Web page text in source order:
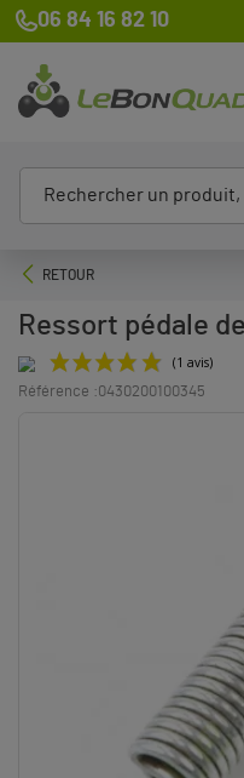
06 84 16 82 10
RETOUR
Ressort pédale
Référence :0430200100345